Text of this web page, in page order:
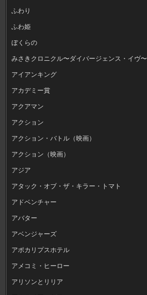
ふわり
ふわ姫
ぼくらの
みさきクロニクル〜ダイバージェンス・イヴ〜
アイアンキング
アカデミー賞
アクアマン
アクション
アクション・バトル（映画）
アクション（映画）
アジア
アタック・オブ・ザ・キラー・トマト
アドベンチャー
アバター
アベンジャーズ
アポカリプスホテル
アメコミ・ヒーロー
アリソンとリリア